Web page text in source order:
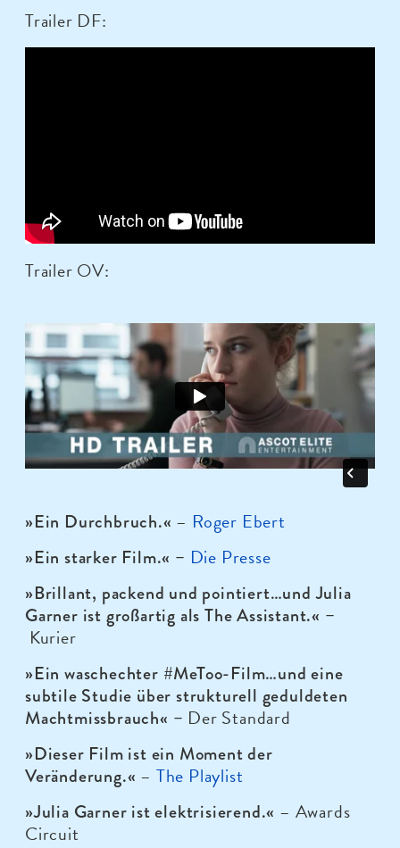
Trailer DF:
Trailer OV:
»Ein Durchbruch.« – Roger Ebert
»Ein starker Film.« – Die Presse
»Brillant, packend und pointiert…und Julia
Garner ist großartig alsThe Assistant.« –
Kurier
»Ein waschechter #MeToo-Film…und eine
subtile Studie über strukturell geduldeten
Machtmissbrauch« – Der Standard
»Dieser Film ist ein Moment der
Veränderung.« – The Playlist
»Julia Garner ist elektrisierend.« – Awards
Circuit